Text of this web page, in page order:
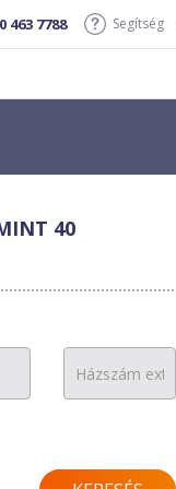
463 7788 Segítség
40